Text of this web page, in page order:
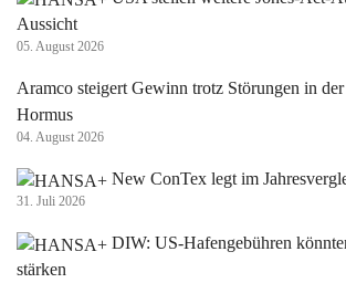
Aussicht
05. August 2026
Aramco steigert Gewinn trotz Störungen in
Hormus
04. August 2026
New ConTex legt im
31. Juli 2026
DIW: US-Hafengebühren
stärken